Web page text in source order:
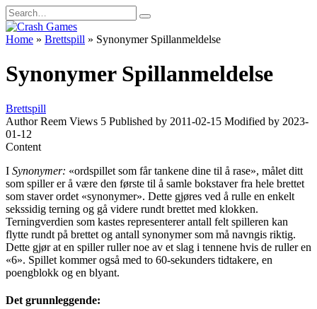
Skip
to
content
Search
for:
Home » Brettspill » Synonymer Spillanmeldelse
Synonymer Spillanmeldelse
Brettspill
Author Reem Views 5 Published by 2011-02-15 Modified by 2023-
01-12
Content
I Synonymer: «ordspillet som får tankene dine til å rase», målet ditt
som spiller er å være den første til å samle bokstaver fra hele brettet
som staver ordet «synonymer». Dette gjøres ved å rulle en enkelt
sekssidig terning og gå videre rundt brettet med klokken.
Terningverdien som kastes representerer antall felt spilleren kan
flytte rundt på brettet og antall synonymer som må navngis riktig.
Dette gjør at en spiller ruller noe av et slag i tennene hvis de ruller en
«6». Spillet kommer også med to 60-sekunders tidtakere, en
poengblokk og en blyant.
Det grunnleggende: